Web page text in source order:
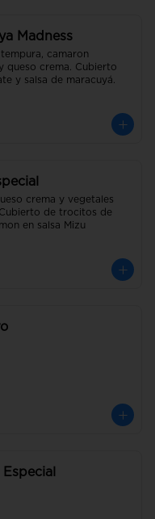
Madness
camaron
queso crema. Cubierto
y salsa de maracuyá.
crema y vegetales
de trocitos de
en salsa Mizu